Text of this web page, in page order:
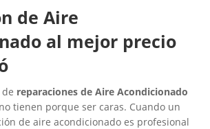
de Aire
al mejor precio
reparaciones de Aire Acondicionado
tienen porque ser caras. Cuando un
de aire acondicionado es profesional